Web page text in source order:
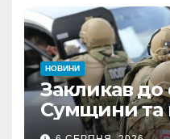
НОВИНИ
Закликав до
Сумщини та
обстріли: